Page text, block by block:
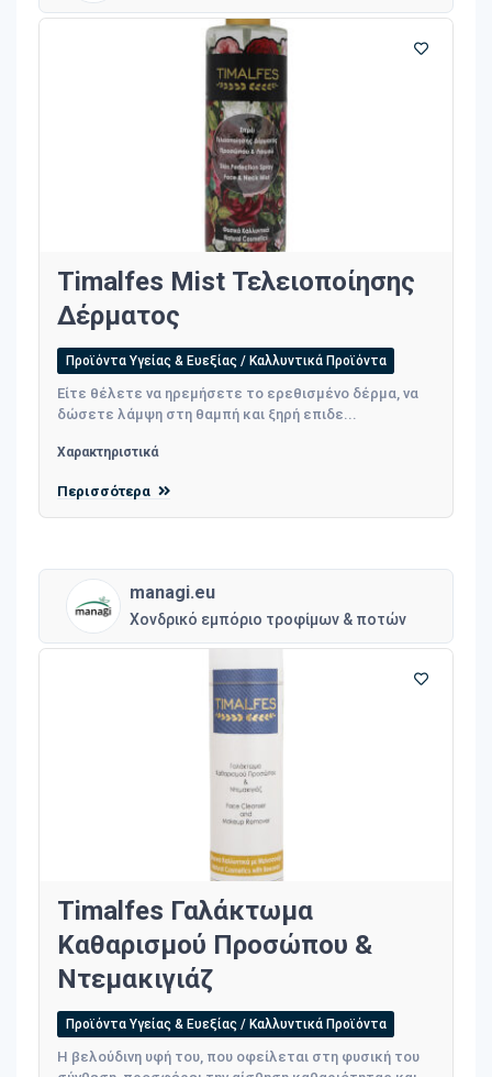
Timalfes Mist Τελειοποίησης
Δέρματος
Προϊόντα Υγείας & Ευεξίας / Καλλυντικά Προϊόντα
Είτε θέ­λε­τε να ηρε­μή­σε­τε το ερε­θι­σμέ­νο δέρ­μα, να
δώ­σε­τε λάμ­ψη στη θα­μπή και ξηρή επι­δε...
Χαρακτηριστικά
Περισσότερα
managi.eu
Χονδρικό εμπόριο τροφίμων & ποτών
Timalfes Γαλάκτωμα
Καθαρισμού Προσώπου &
Ντεμακιγιάζ
Προϊόντα Υγείας & Ευεξίας / Καλλυντικά Προϊόντα
Η βελούδινη υφή του, που οφείλεται στη φυσική του